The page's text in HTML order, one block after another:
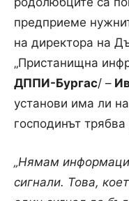
предприеме
на директора на
„Пристанищна
ДППИ-Бургас/ –
установи има ли
господинът
„Нямам
сигнали. Това,